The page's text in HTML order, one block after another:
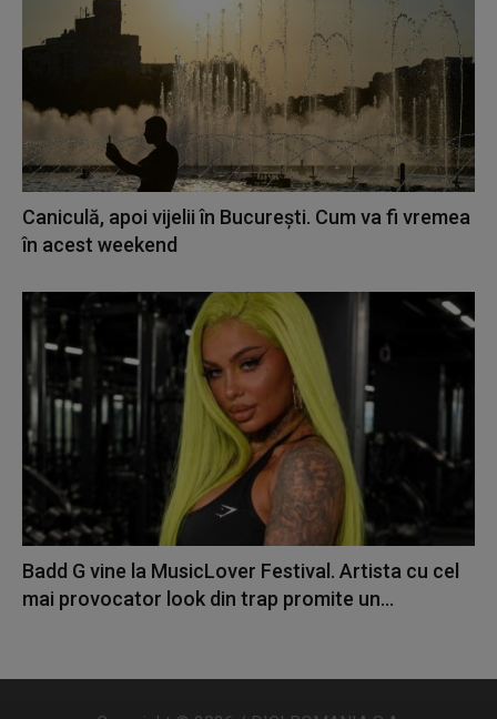
Caniculă, apoi vijelii în București. Cum va fi vremea
în acest weekend
Badd G vine la MusicLover Festival. Artista cu cel
mai provocator look din trap promite un...